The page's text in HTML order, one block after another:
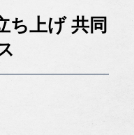
ち上げ 共同